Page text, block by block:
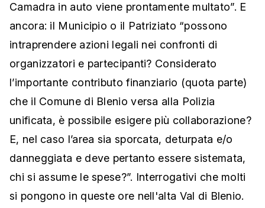
Camadra in auto viene prontamente multato”. E
ancora: il Municipio o il Patriziato “possono
intraprendere azioni legali nei confronti di
organizzatori e partecipanti? Considerato
l’importante contributo finanziario (quota parte)
che il Comune di Blenio versa alla Polizia
unificata, è possibile esigere più collaborazione?
E, nel caso l’area sia sporcata, deturpata e/o
danneggiata e deve pertanto essere sistemata,
chi si assume le spese?”. Interrogativi che molti
si pongono in queste ore nell'alta Val di Blenio.